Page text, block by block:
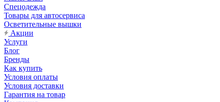
Спецодежда
Товары для автосервиса
Осветительные вышки
Акции
Услуги
Блог
Бренды
Как купить
Условия оплаты
Условия доставки
Гарантия на товар